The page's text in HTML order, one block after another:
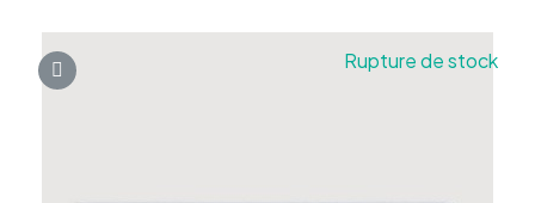
Rupture de stock